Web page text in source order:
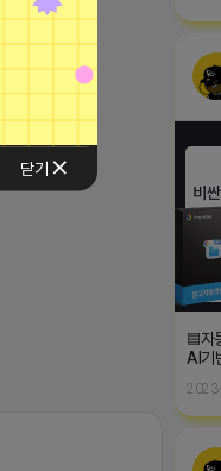
닫기
▤자
AI기